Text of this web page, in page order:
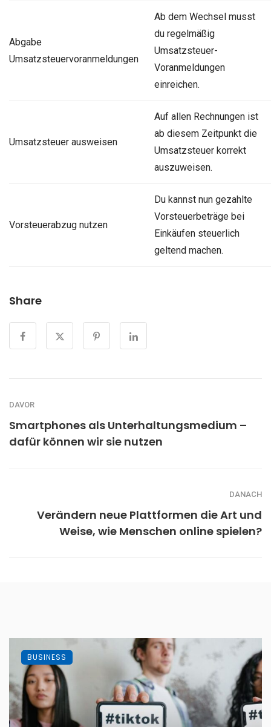
Abgabe
Umsatzsteuervoranmeldungen
Ab dem Wechsel musst
du regelmäßig
Umsatzsteuer-
Voranmeldungen
einreichen.
Umsatzsteuer ausweisen
Auf allen Rechnungen ist
ab diesem Zeitpunkt die
Umsatzsteuer korrekt
auszuweisen.
Vorsteuerabzug nutzen
Du kannst nun gezahlte
Vorsteuerbeträge bei
Einkäufen steuerlich
geltend machen.
Share
DAVOR
Smartphones als Unterhaltungsmedium –
dafür können wir sie nutzen
DANACH
Verändern neue Plattformen die Art und
Weise, wie Menschen online spielen?
BUSINESS